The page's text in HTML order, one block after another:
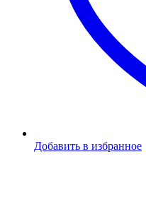
Добавить в избранное